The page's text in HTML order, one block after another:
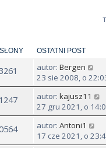
OSTATNI POST
autor: Bergen
23 sie 2008, o
autor: kajusz11
27 gru 2021, o
autor: Antoni1
17 cze 2021, o